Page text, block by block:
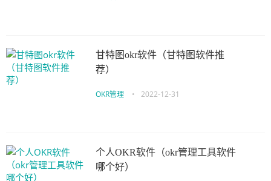
甘特图okr软件（甘特图软件推
荐）
OKR管理 • 2022-12-31
个人OKR软件（okr管理工具软件
哪个好）